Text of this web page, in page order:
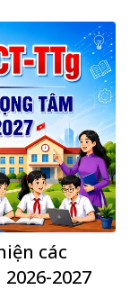
các
2027